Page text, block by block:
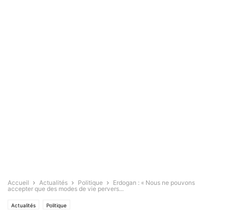
Accueil Actualités Politique
Erdogan : « Nous ne pouvons
accepter que des modes de vie pervers...
Actualités Politique